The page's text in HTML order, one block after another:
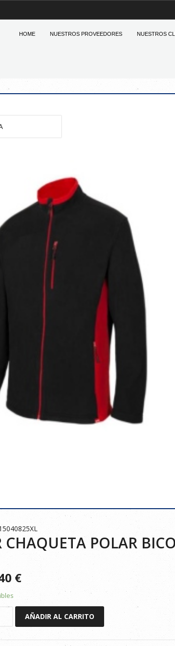
HOME NUESTROS PROVEEDORES NUESTROS
CHAQUETA POLAR
€
AÑADIR AL CARRITO